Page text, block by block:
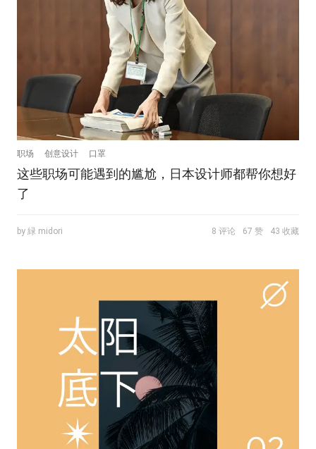
职场 创意设计 口罩
这些职场可能遇到的尴尬，日本设计师都帮你想好
了
by 緑 midori 8 评论 67 赞 43 收藏